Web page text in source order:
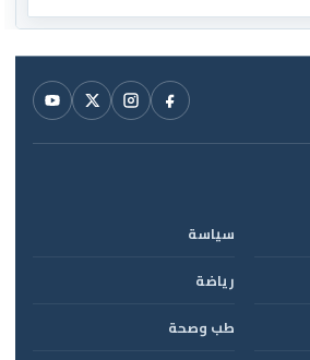
سياسة
رياضة
طب وصحة